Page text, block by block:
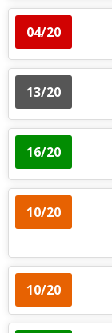
04/20
13/20
16/20
10/20
10/20